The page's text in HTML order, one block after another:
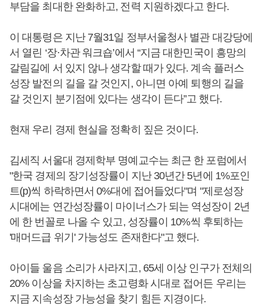
부담을 최대한 완화하고, 전력 지원하겠다고 한다.
이 대통령은 지난 7월31일 정부서울청사 별관 대강당에
서 열린 ‘장·차관 워크숍’에서 “지금 대한민국이 흥망의
갈림길에 서 있지 않나 생각할 때가 있다. 계속 플러스
성장 발전의 길을 갈 것인지, 아니면 아예 퇴행의 길을
갈 것인지 분기점에 있다는 생각이 든다”고 했다.
현재 우리 경제 현실을 정확히 짚은 것이다.
김세직 서울대 경제학부 명예교수는 최근 한 포럼에서
"한국 경제의 장기성장률이 지난 30년간 5년에 1%포인
트(p)씩 하락하면서 0%대에 접어들었다"며 "제로성장
시대에는 연간성장률이 마이너스가 되는 역성장이 2년
에 한 번꼴로 나올 수 있고, 성장률이 10%씩 후퇴하는
'매머드급 위기' 가능성도 존재한다"고 했다.
아이들 울음 소리가 사라지고, 65세 이상 인구가 전체의
20% 이상을 차지하는 초고령화 시대로 접어든 우리는
지금 지속성장 가능성을 찾기 힘든 지경이다.